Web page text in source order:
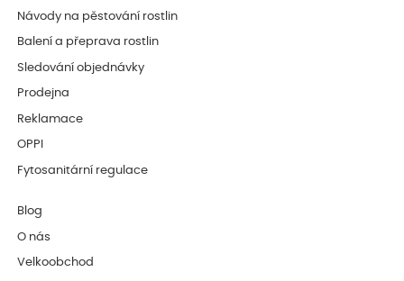
Návody na pěstování rostlin
Balení a přeprava rostlin
Sledování objednávky
Prodejna
Reklamace
OPPI
Fytosanitární regulace
Blog
O nás
Velkoobchod